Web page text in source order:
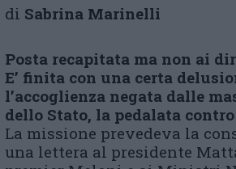
di Sabrina Marinelli
Posta recapitata ma non ai
E’ finita con una certa
l’accoglienza negata dalle
dello Stato, la pedalata
La missione prevedeva la
una lettera al presidente